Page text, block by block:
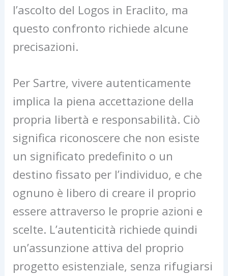
l’ascolto del Logos in Eraclito, ma
questo confronto richiede alcune
precisazioni.
Per Sartre, vivere autenticamente
implica la piena accettazione della
propria libertà e responsabilità. Ciò
significa riconoscere che non esiste
un significato predefinito o un
destino fissato per l’individuo, e che
ognuno è libero di creare il proprio
essere attraverso le proprie azioni e
scelte. L’autenticità richiede quindi
un’assunzione attiva del proprio
progetto esistenziale, senza rifugiarsi